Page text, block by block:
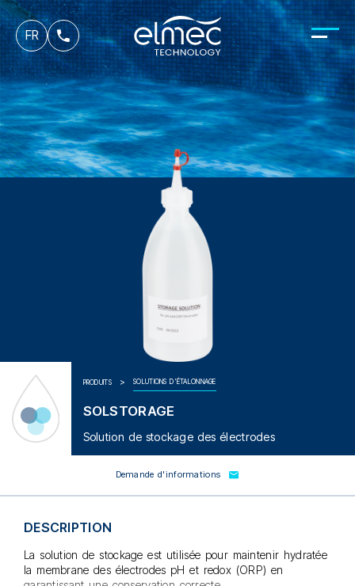
FR
es
it
PRODUITS SOLUTIONS D'ÉTALONNAGE
SOLSTORAGE
Solution de stockage des électrodes
DESCRIPTION
La solution de stockage est utilisée pour maintenir hydratée
la membrane des électrodes pH et redox (ORP) en
Demande d'informations